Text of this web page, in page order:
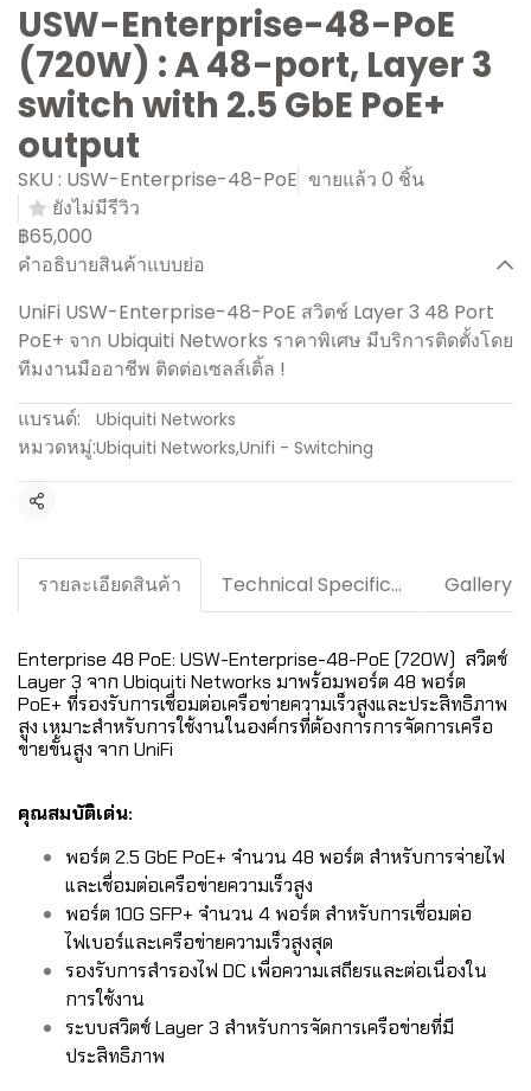
USW-Enterprise-48-PoE
(720W) : A 48-port, Layer 3
switch with 2.5 GbE PoE+
output
SKU : USW-Enterprise-48-PoE ขายแล้ว 0 ชิ้น
ยังไม่มีรีวิว
฿65,000
คำอธิบายสินค้าแบบย่อ
UniFi USW-Enterprise-48-PoE สวิตช์ Layer 3 48 Port
PoE+ จาก Ubiquiti Networks ราคาพิเศษ มีบริการติดตั้งโดย
ทีมงานมืออาชีพ ติดต่อเซลส์เติ้ล !
แบรนด์:
Ubiquiti Networks
หมวดหมู่:Ubiquiti Networks,Unifi - Switching
แชร์
รายละเอียดสินค้า Technical Specification / Downloads Gallery
Enterprise 48 PoE: USW-Enterprise-48-PoE (720W) สวิตช์
Layer 3 จาก Ubiquiti Networks มาพร้อมพอร์ต 48 พอร์ต
PoE+ ที่รองรับการเชื่อมต่อเครือข่ายความเร็วสูงและประสิทธิภาพ
สูง เหมาะสำหรับการใช้งานในองค์กรที่ต้องการการจัดการเครือ
ข่ายขั้นสูง จาก UniFi
คุณสมบัติเด่น:
พอร์ต 2.5 GbE PoE+ จำนวน 48 พอร์ต สำหรับการจ่ายไฟ
และเชื่อมต่อเครือข่ายความเร็วสูง
พอร์ต 10G SFP+ จำนวน 4 พอร์ต สำหรับการเชื่อมต่อ
ไฟเบอร์และเครือข่ายความเร็วสูงสุด
รองรับการสำรองไฟ DC เพื่อความเสถียรและต่อเนื่องใน
การใช้งาน
ระบบสวิตช์ Layer 3 สำหรับการจัดการเครือข่ายที่มี
ประสิทธิภาพ